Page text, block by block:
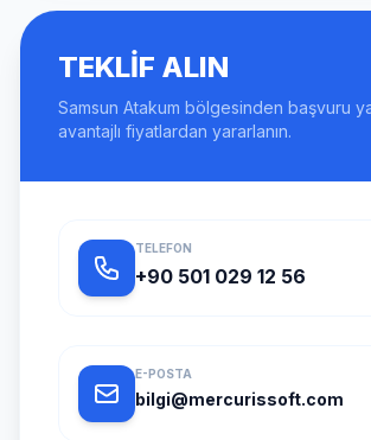
TEKLIF ALIN
Samsun Atakum bölgesinden başvuru
avantajlı fiyatlardan yararlanın.
TELEFON
+90 501 029 12 56
E-POSTA
bilgi@mercurissoft.com